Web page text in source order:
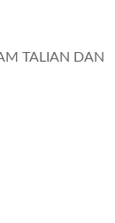
TALIAN DAN